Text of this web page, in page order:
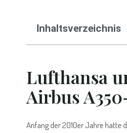
Inhaltsverzeichnis
Lufthansa
Airbus
Anfang der 2010er Jahre hatte